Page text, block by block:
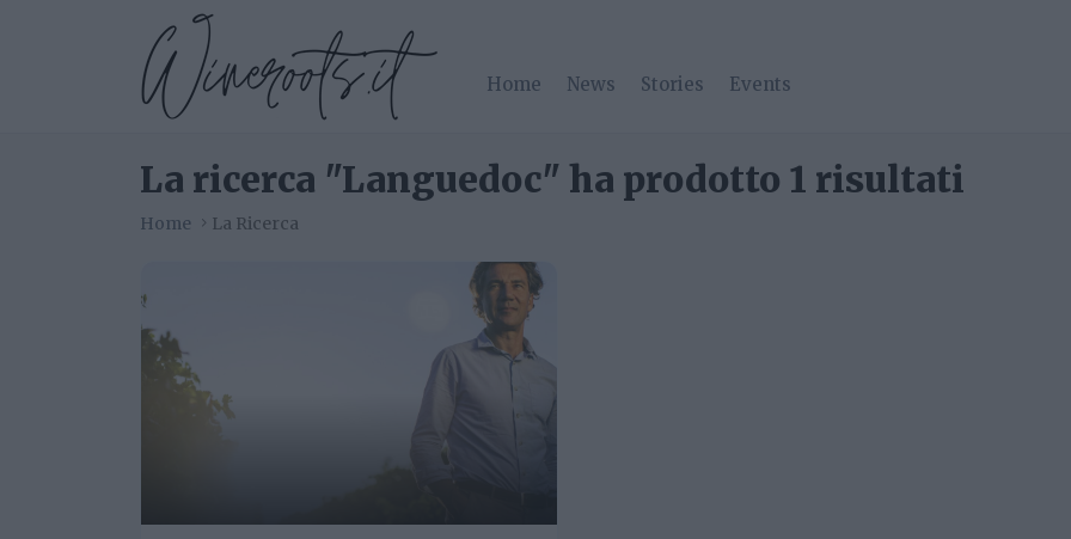
Home News Stories Events
La ricerca "Languedoc" ha prodotto 1 risultati
Home La Ricerca